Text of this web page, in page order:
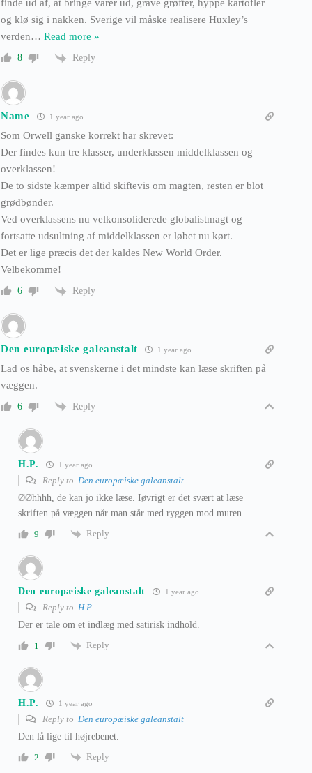
finde ud af, at bringe varer ud, grave grøfter, hyppe kartofler
og klø sig i nakken. Sverige vil måske realisere Huxley’s
verden… Read more »
8 Reply
Name 1 year ago
Som Orwell ganske korrekt har skrevet:
Der findes kun tre klasser, underklassen middelklassen og
overklassen!
De to sidste kæmper altid skiftevis om magten, resten er blot
grødbønder.
Ved overklassens nu velkonsoliderede globalistmagt og
fortsatte udsultning af middelklassen er løbet nu kørt.
Det er lige præcis det der kaldes New World Order.
Velbekomme!
6 Reply
Den europæiske galeanstalt 1 year ago
Lad os håbe, at svenskerne i det mindste kan læse skriften på
væggen.
6 Reply
H.P. 1 year ago
Reply to Den europæiske galeanstalt
ØØhhhh, de kan jo ikke læse. Iøvrigt er det svært at læse
skriften på væggen når man står med ryggen mod muren.
9
Reply
Den europæiske galeanstalt 1 year ago
Reply to H.P.
Der er tale om et indlæg med satirisk indhold.
1
Reply
H.P. 1 year ago
Reply to Den europæiske galeanstalt
Den lå lige til højrebenet.
2
Reply